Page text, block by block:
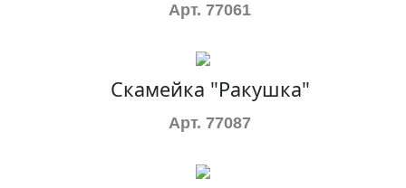
Арт. 77061
Скамейка "Ракушка"
Арт. 77087